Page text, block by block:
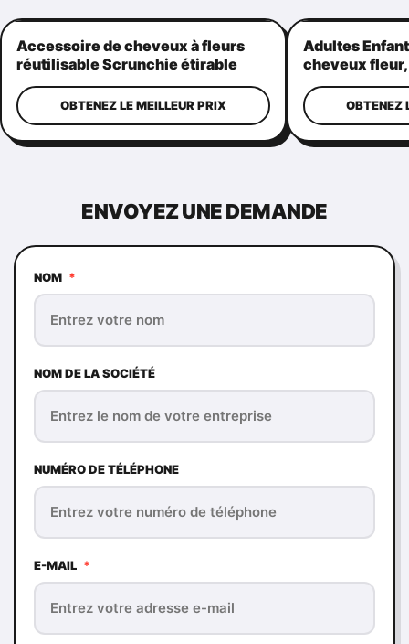
Accessoire de cheveux à fleurs
réutilisable Scrunchie étirable
pratique
OBTENEZ LE MEILLEUR PRIX
Adultes
cheveux
élastique
OBTENEZ
ENVOYEZ UNE DEMANDE
NOM *
NOM DE LA SOCIÉTÉ
NUMÉRO DE TÉLÉPHONE
E-MAIL *